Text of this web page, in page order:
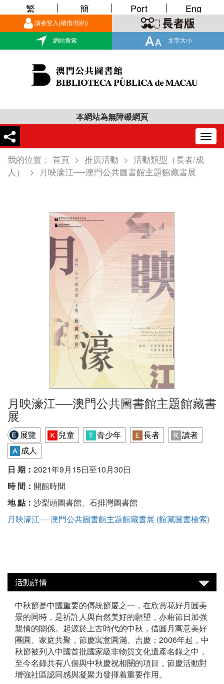
讀者登入(續借/預約)
網站搜索 文字大小
繁 簡 Port Eng
本網站為無障礙網頁
我的位置： 首頁 > 推廣活動 > 活動類型（長者/成
人）
> 月映濠江──澳門公共圖書館主題館藏書展
月映濠江──澳門公共圖書館主題館藏書
展
展覽 兒童 青少年 長者
讀者
成人
日 期： 2021年9月15日至10月30日
時 間： 開館時間
地 點： 沙梨頭圖書館、石排灣圖書館
月映濠江──澳門公共圖書館主題館藏書展 (館藏圖書檢索)
活動詳情
中秋節是中國重要的傳統節慶之一，在欣賞花好月圓美
景的同時，是祈許人與自然美好的願望，亦藉節日加強
親情的關係。起源於上古時代的中秋，借圓月寓意美好
團圓、家庭共聚，節慶寓意圓滿、吉慶；2006年起，中
秋節被列入中國首批國家級非物質文化遺產名錄之中，
至今名錄共有八個與中秋慶祝相關的項目，節慶活動對
增強社區認同感與凝聚力發揮着重要作用。